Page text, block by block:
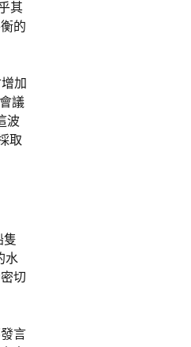
其
的
加
議
波
取
隻
水
切
言